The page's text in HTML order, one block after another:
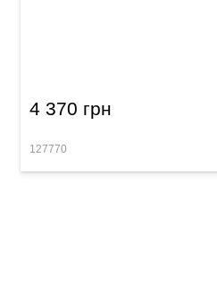
4 370 грн
127770